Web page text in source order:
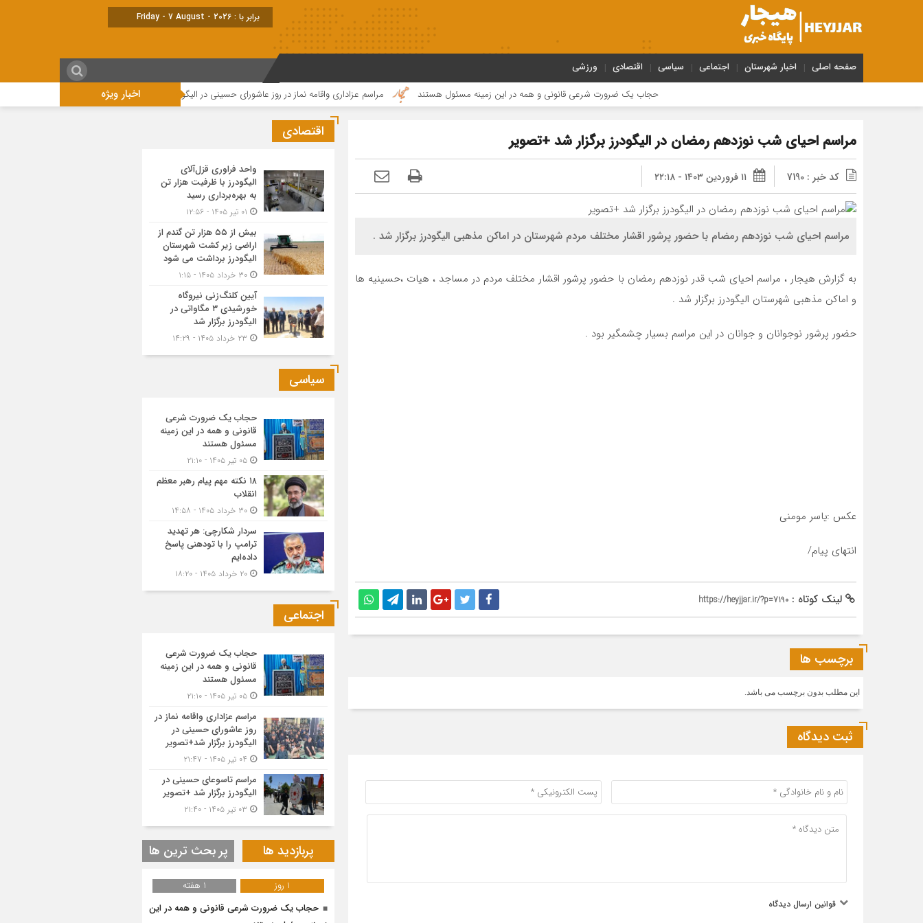
برابر با : Friday - 7 August - 2026
صفحه اصلی اخبار شهرستان اجتماعی سیاسی اقتصادی ورزشی
اخبار ویژه حجاب یک ضرورت شرعی قانونی و همه در این زمینه مسئول هستند مراسم عزاداری واقامه نماز در روز عاشورای حسینی در الیگودرز برگزار شد+تصویر مراسم تاسوعای حسینی در
مراسم احیای شب نوزدهم رمضان در الیگودرز برگزار شد +تصویر
کد خبر : 7190 ۱۱ فروردین ۱۴۰۳ - ۲۲:۱۸
مراسم احیای شب نوزدهم رمضام با حضور پرشور اقشار مختلف مردم شهرستان در اماکن مذهبی الیگودرز برگزار شد .
به گزارش هیجار ، مراسم احیای شب قدر نوزدهم رمضان با حضور پرشور اقشار مختلف مردم در مساجد ، هیات ،حسینیه ها
و اماکن مذهبی شهرستان الیگودرز برگزار شد .
حضور پرشور نوجوانان و جوانان در این مراسم بسیار چشمگیر بود .
عکس :یاسر مومنی
انتهای پیام/
لینک کوتاه : https://heyjjar.ir/?p=7190
برچسب ها
این مطلب بدون برچسب می باشد.
ثبت دیدگاه
قوانین ارسال دیدگاه
اقتصادی
واحد فراوری قزل‌آلای
الیگودرز با ظرفیت هزار تن
به بهره‌برداری رسید
بیش از ۵۵ هزار تن گندم از
اراضی زیر کشت شهرستان
الیگودرز برداشت می شود
آیین کلنگ‌زنی نیروگاه
خورشیدی ۳ مگاواتی در
الیگودرز برگزار شد
سیاسی
حجاب یک ضرورت شرعی
قانونی و همه در این زمینه
مسئول هستند
۱۸ نکته مهم پیام رهبر معظم
انقلاب
سردار شکارچی: هر تهدید
ترامپ را با تودهنی پاسخ
داده‌ایم
اجتماعی
حجاب یک ضرورت شرعی
قانونی و همه در این زمینه
مسئول هستند
مراسم عزاداری واقامه نماز در
روز عاشورای حسینی در
الیگودرز برگزار شد+تصویر
مراسم تاسوعای حسینی در
الیگودرز برگزار شد +تصویر
پربازدید ها پر بحث ترین ها
1 روز
1 هفته
حجاب یک ضرورت شرعی قانونی و همه در این